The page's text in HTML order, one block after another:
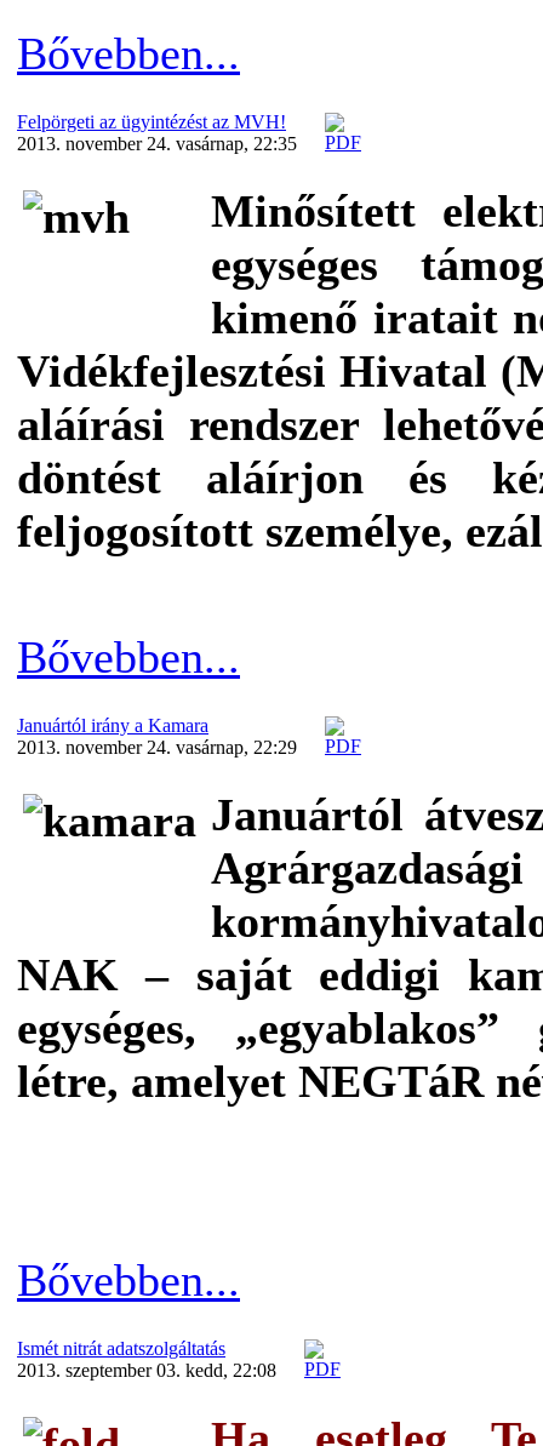
Bővebben...
Felpörgeti az ügyintézést az MVH!
2013. november 24. vasárnap, 22:35
Minősített
egységes
kimenő iratait
Vidékfejlesztési Hivatal
aláírási rendszer
döntést aláírjon és
feljogosított személye,
Bővebben...
Januártól irány a Kamara
2013. november 24. vasárnap, 22:29
Januártól
NAK – saját eddigi
egységes,
létre, amelyet NEGTáR
Bővebben...
Ismét nitrát adatszolgáltatás
2013. szeptember 03. kedd, 22:08